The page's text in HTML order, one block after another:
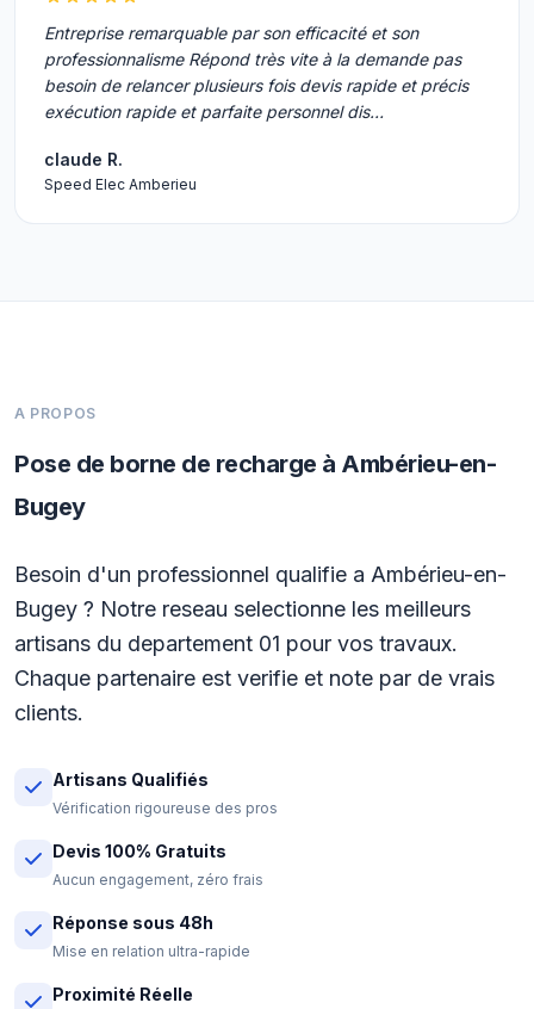
Entreprise remarquable par son efficacité et son
professionnalisme Répond très vite à la demande pas
besoin de relancer plusieurs fois devis rapide et précis
exécution rapide et parfaite personnel dis…
claude R.
Speed Elec Amberieu
A PROPOS
Pose de borne de recharge à Ambérieu-en-
Bugey
Besoin d'un professionnel qualifie a Ambérieu-en-
Bugey ? Notre reseau selectionne les meilleurs
artisans du departement 01 pour vos travaux.
Chaque partenaire est verifie et note par de vrais
clients.
Artisans Qualifiés
Vérification rigoureuse des pros
Devis 100% Gratuits
Aucun engagement, zéro frais
Réponse sous 48h
Mise en relation ultra-rapide
Proximité Réelle